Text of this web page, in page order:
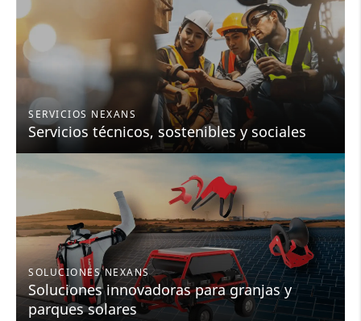
SERVICIOS NEXANS
Servicios técnicos, sostenibles y sociales
SOLUCIONES NEXANS
Soluciones innovadoras para granjas y
parques solares